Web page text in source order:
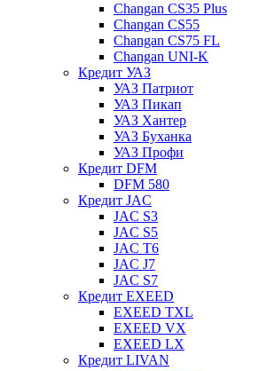
Changan CS35 Plus
Changan CS55
Changan CS75 FL
Changan UNI-K
Кредит УАЗ
УАЗ Патриот
УАЗ Пикап
УАЗ Хантер
УАЗ Буханка
УАЗ Профи
Кредит DFM
DFM 580
Кредит JAC
JAC S3
JAC S5
JAC T6
JAC J7
JAC S7
Кредит EXEED
EXEED TXL
EXEED VX
EXEED LX
Кредит LIVAN